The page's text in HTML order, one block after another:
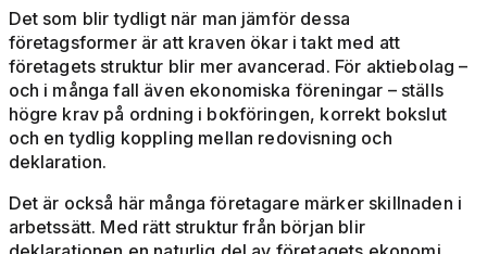
Det som blir tydligt när man jämför dessa
företagsformer är att kraven ökar i takt med att
företagets struktur blir mer avancerad. För aktiebolag –
och i många fall även ekonomiska föreningar – ställs
högre krav på ordning i bokföringen, korrekt bokslut
och en tydlig koppling mellan redovisning och
deklaration.
Det är också här många företagare märker skillnaden i
arbetssätt. Med rätt struktur från början blir